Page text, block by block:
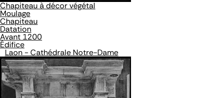
Chapiteau à décor végétal
Moulage
Chapiteau
Datation
Avant 1200
Édifice
Laon - Cathédrale Notre-Dame